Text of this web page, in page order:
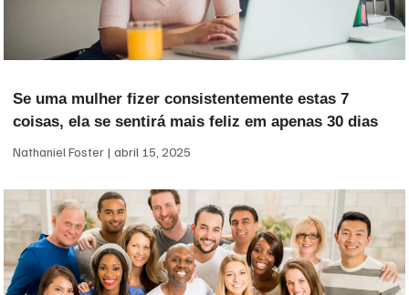
Se uma mulher fizer consistentemente estas 7
coisas, ela se sentirá mais feliz em apenas 30 dias
Nathaniel Foster abril 15, 2025